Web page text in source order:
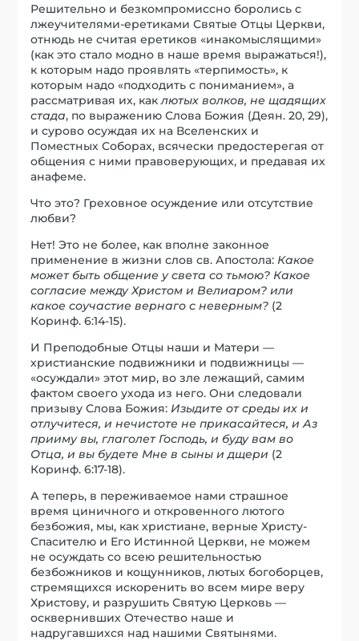
Решительно и безкомпромиссно боролись с
лжеучителями-еретиками Святые Отцы Церкви,
отнюдь не считая еретиков «инакомыслящими»
(как это стало модно в наше время выражаться!),
к которым надо проявлять «терпимость», к
которым надо «подходить с пониманием», а
рассматривая их, каклютых волков, не щадящих
стада, по выражению Слова Божия (Деян. 20, 29),
и сурово осуждая их на Вселенских и
Поместных Соборах, всячески предостерегая от
общения с ними правоверующих, и предавая их
анафеме.
Что это? Греховное осуждение или отсутствие
любви?
Нет! Это не более, как вполне законное
применение в жизни слов св. Апостола: Какое
может быть общение у света со тьмою? Какое
согласие между Христом и Велиаром? или
какое соучастие вернаго с неверным? (2
Коринф. 6:14-15).
И Преподобные Отцы наши и Матери —
христианские подвижники и подвижницы —
«осуждали» этот мир, во зле лежащий, самим
фактом своего ухода из него. Они следовали
призыву Слова Божия: Изыдите от среды их и
отлучитеся, и нечистоте не прикасайтеся, и Аз
прииму вы, глаголет Господь, и буду вам во
Отца, и вы будете Мне в сыны и дщери (2
Коринф. 6:17-18).
А теперь, в переживаемое нами страшное
время циничного и откровенного лютого
безбожия, мы, как христиане, верные Христу-
Спасителю и Его Истинной Церкви, не можем
не осуждать со всею решительностью
безбожников и кощунников, лютых богоборцев,
стремящихся искоренить во всем мире веру
Христову, и разрушить Святую Церковь —
осквернивших Отечество наше и
надругавшихся над нашими Святынями.